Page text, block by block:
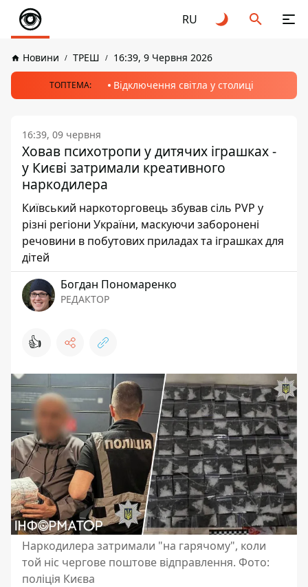
RU
Новини ТРЕШ 16:39, 9 Червня 2026
ТОПТЕМА: Відключення світла у столиці
16:39, 09 червня
Ховав психотропи у дитячих іграшках -
у Києві затримали креативного
наркодилера
Київський наркоторговець збував сіль PVP у
різні регіони України, маскуючи заборонені
речовини в побутових приладах та іграшках для
дітей
Богдан Пономаренко
РЕДАКТОР
👍
Наркодилера затримали "на гарячому", коли
той ніс чергове поштове відправлення. Фото:
поліція Києва